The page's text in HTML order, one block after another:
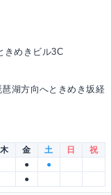
きめきビル3C
湖方向へときめき坂経
木 金 土 日
祝
●
●
●